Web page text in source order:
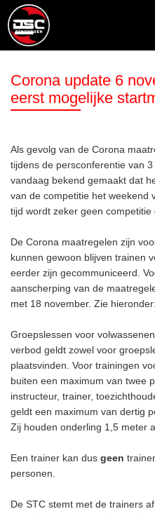
Corona update 6
eerst mogelijke
Als gevolg van de Corona
tijdens de persconferentie van
vandaag bekend gemaakt dat
van de competitie het weekend
tijd wordt zeker geen competitie
De Corona maatregelen zijn
kunnen gewoon blijven trainen
eerder zijn gecommuniceerd.
aanscherping van de
met 18 november. Zie hieronder:
Groepslessen voor
verbod geldt zowel voor
plaatsvinden. Voor trainingen
buiten een maximum van twee
instructeur, trainer,
geldt een maximum van dertig
Zij houden onderling 1,5 meter
Een trainer kan dus geen
personen.
De STC stemt met de trainers